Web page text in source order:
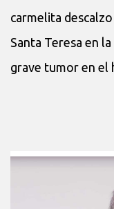
carmelita
Santa Teresa en
grave tumor en el